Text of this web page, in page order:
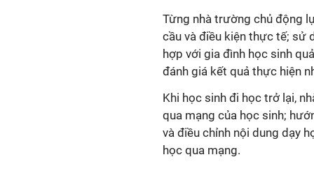
Từng nhà trường chủ động
cầu và điều kiện thực tế; sử
hợp với gia đình học sinh
đánh giá kết quả thực hiện
Khi học sinh đi học trở lại,
qua mạng của học sinh;
và điều chỉnh nội dung dạy
học qua mạng.